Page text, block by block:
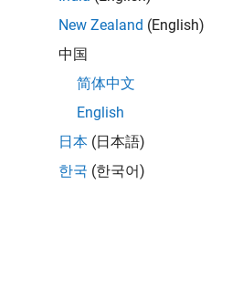
New Zealand (English)
中国
简体中文
English
日本 (日本語)
한국 (한국어)